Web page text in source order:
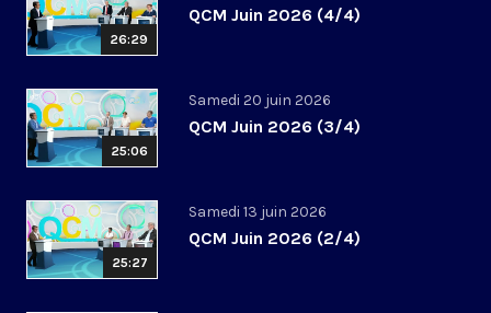
26:29
QCM Juin 2026 (4/4)
25:06
Samedi 20 juin 2026
QCM Juin 2026 (3/4)
25:27
Samedi 13 juin 2026
QCM Juin 2026 (2/4)